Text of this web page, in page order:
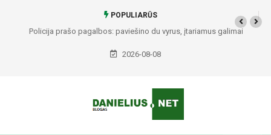
POPULIARŪS
Policija prašo pagalbos: paviešino du vyrus, įtariamus galimai
padariusius vagystes Alytuje ir Dauguose
2026-08-08